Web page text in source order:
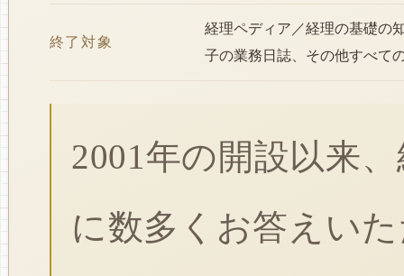
終了対象
経理ペディア／経理の基礎の
子の業務日誌、その他すべて
2001年の開設以来
に数多くお答えい